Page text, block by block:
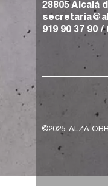
28805 Alcalá
919 90 37 90 /
©2025 ALZA